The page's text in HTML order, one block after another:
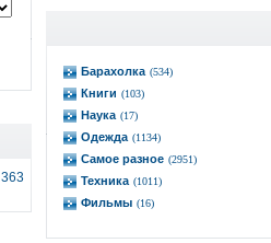
363
Барахолка (534)
Книги (103)
Наука (17)
Одежда (1134)
Самое разное (2951)
Техника (1011)
Фильмы (16)